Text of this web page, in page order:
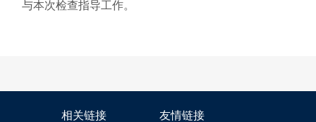
与本次检查指导工作。
相关链接 友情链接